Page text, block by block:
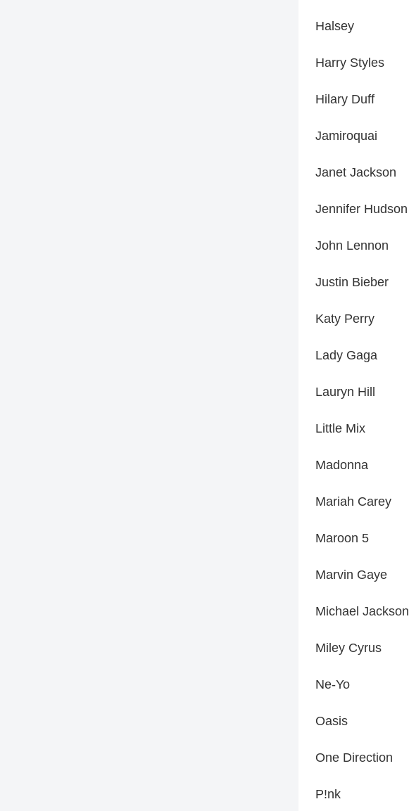
Halsey
Harry Styles
Hilary Duff
Jamiroquai
Janet Jackson
Jennifer Hudson
John Lennon
Justin Bieber
Katy Perry
Lady Gaga
Lauryn Hill
Little Mix
Madonna
Mariah Carey
Maroon 5
Marvin Gaye
Michael Jackson
Miley Cyrus
Ne-Yo
Oasis
One Direction
P!nk